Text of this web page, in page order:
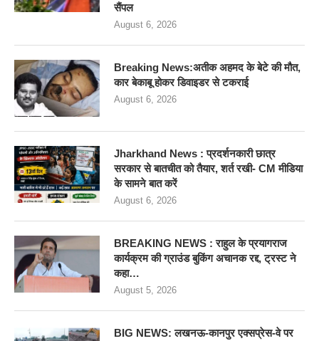
सैंपल
August 6, 2026
Breaking News:अतीक अहमद के बेटे की मौत,
कार बेकाबू होकर डिवाइडर से टकराई
August 6, 2026
Jharkhand News : प्रदर्शनकारी छात्र
सरकार से बातचीत को तैयार, शर्त रखी- CM मीडिया
के सामने बात करें
August 6, 2026
BREAKING NEWS : राहुल के प्रयागराज
कार्यक्रम की ग्राउंड बुकिंग अचानक रद्द, ट्रस्ट ने
कहा…
August 5, 2026
BIG NEWS: लखनऊ-कानपुर एक्सप्रेस-वे पर